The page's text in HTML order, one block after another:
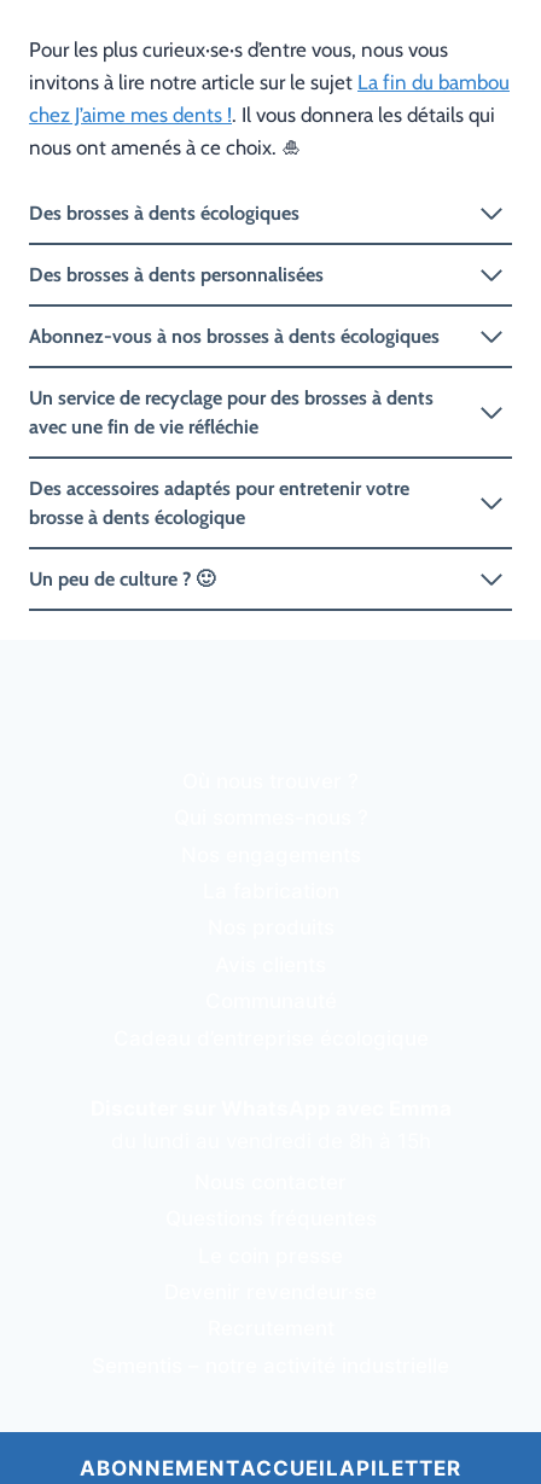
Pour les plus curieux·se·s d’entre vous, nous vous
invitons à lire notre article sur le sujet La fin du bambou
chez J’aime mes dents !. Il vous donnera les détails qui
nous ont amenés à ce choix. 🎍
Des brosses à dents écologiques
Des brosses à dents personnalisées
Abonnez-vous à nos brosses à dents écologiques
Un service de recyclage pour des brosses à dents
avec une fin de vie réfléchie
Des accessoires adaptés pour entretenir votre
brosse à dents écologique
Un peu de culture ? 🙂
ABONNEMENTACCUEILAPILETTER